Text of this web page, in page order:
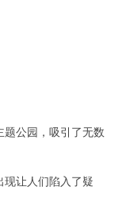
公园，吸引了无数
让人们陷入了疑